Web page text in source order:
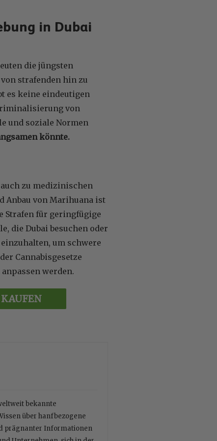
in Dubai
die jüngsten
strafenden hin zu
es keine eindeutigen
von
und soziale Normen
könnte.
auch zu medizinischen
Anbau von Marihuana ist
Strafen für geringfügige
die Dubai besuchen oder
um schwere
Cannabisgesetze
werden.
bekannte
über hanfbezogene
prägnanter Informationen